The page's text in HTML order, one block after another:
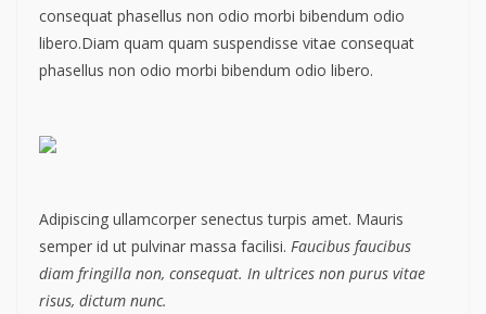
consequat phasellus non odio morbi bibendum odio
libero.Diam quam quam suspendisse vitae consequat
phasellus non odio morbi bibendum odio libero.
Adipiscing ullamcorper senectus turpis amet. Mauris
semper id ut pulvinar massa facilisi. Faucibus faucibus
diam fringilla non, consequat. In ultrices non purus vitae
risus, dictum nunc.